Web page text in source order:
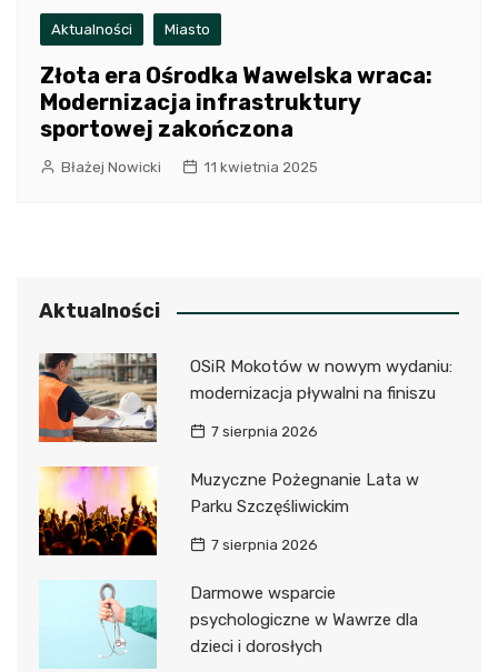
Aktualności Miasto
Złota era Ośrodka Wawelska wraca:
Modernizacja infrastruktury
sportowej zakończona
Błażej Nowicki 11 kwietnia 2025
Aktualności
OSiR Mokotów w nowym wydaniu:
modernizacja pływalni na finiszu
7 sierpnia 2026
Muzyczne Pożegnanie Lata w
Parku Szczęśliwickim
7 sierpnia 2026
Darmowe wsparcie
psychologiczne w Wawrze dla
dzieci i dorosłych